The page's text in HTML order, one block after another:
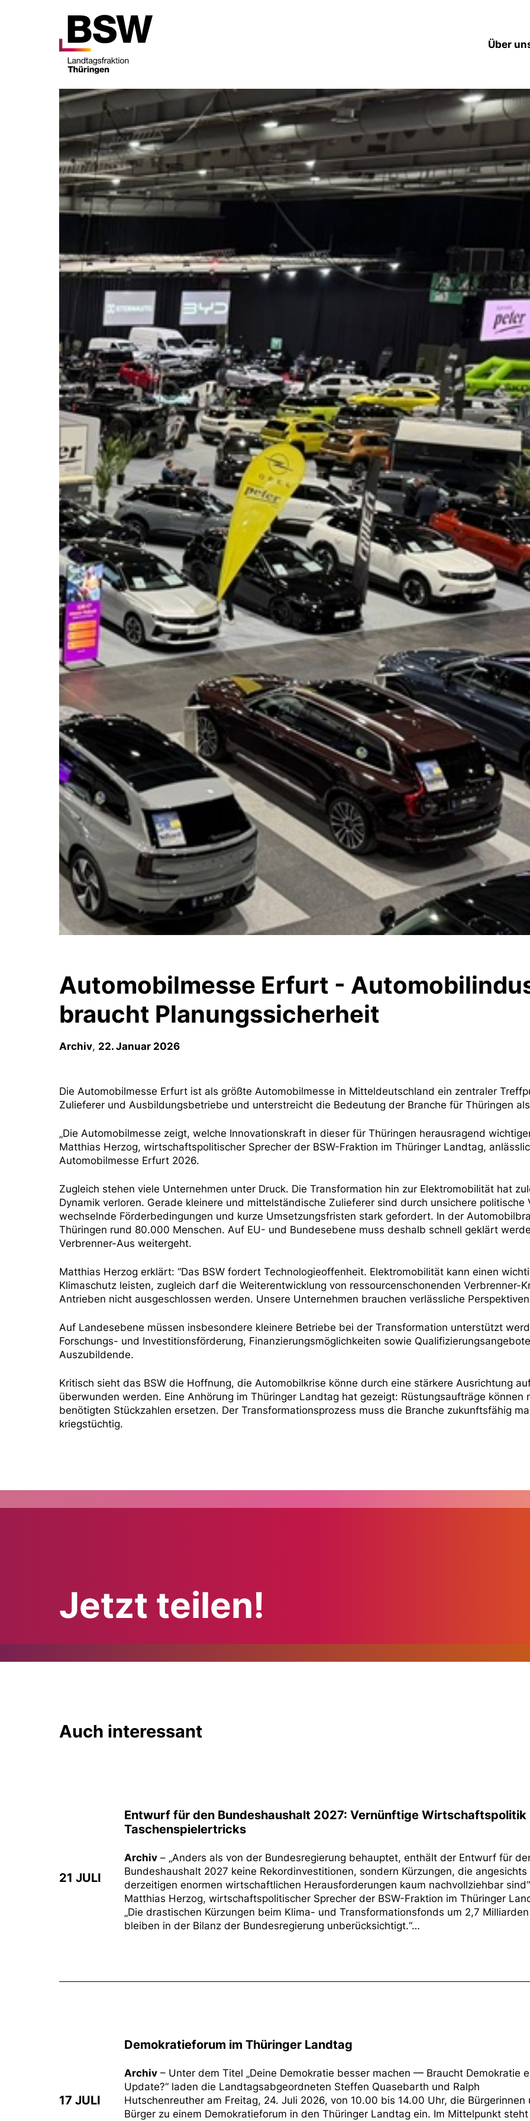
Über
Automobilmesse Erfurt -
braucht Planungssicherheit
Archiv, 22. Januar 2026
Die Automobilmesse Erfurt ist als größte Automobilmesse in Mitteldeutschland ein zentraler
Zulieferer und Ausbildungsbetriebe und unterstreicht die Bedeutung der Branche für Thüringen
„Die Automobilmesse zeigt, welche Innovationskraft in dieser für Thüringen herausragend
Matthias Herzog, wirtschaftspolitischer Sprecher der BSW-Fraktion im Thüringer Landtag,
Automobilmesse Erfurt 2026.
Zugleich stehen viele Unternehmen unter Druck. Die Transformation hin zur Elektromobilität hat
Dynamik verloren. Gerade kleinere und mittelständische Zulieferer sind durch unsichere politische
wechselnde Förderbedingungen und kurze Umsetzungsfristen stark gefordert. In der
Thüringen rund 80.000 Menschen. Auf EU- und Bundesebene muss deshalb schnell geklärt
Verbrenner-Aus weitergeht.
Matthias Herzog erklärt: “Das BSW fordert Technologieoffenheit. Elektromobilität kann einen
Klimaschutz leisten, zugleich darf die Weiterentwicklung von ressourcenschonenden Verbrenner-
Antrieben nicht ausgeschlossen werden. Unsere Unternehmen brauchen verlässliche
Auf Landesebene müssen insbesondere kleinere Betriebe bei der Transformation unterstützt
Forschungs- und Investitionsförderung, Finanzierungsmöglichkeiten sowie
Auszubildende.
Kritisch sieht das BSW die Hoffnung, die Automobilkrise könne durch eine stärkere Ausrichtung
überwunden werden. Eine Anhörung im Thüringer Landtag hat gezeigt: Rüstungsaufträge können
benötigten Stückzahlen ersetzen. Der Transformationsprozess muss die Branche zukunftsfähig
kriegstüchtig.
Jetzt teilen!
Auch interessant
21 JULI
Entwurf für den Bundeshaushalt 2027: Vernünftige
Taschenspielertricks
Archiv – „Anders als von der Bundesregierung behauptet, enthält der Entwurf für
Bundeshaushalt 2027 keine Rekordinvestitionen, sondern Kürzungen, die angesichts
derzeitigen enormen wirtschaftlichen Herausforderungen kaum nachvollziehbar
Matthias Herzog, wirtschaftspolitischer Sprecher der BSW-Fraktion im Thüringer
„Die drastischen Kürzungen beim Klima- und Transformationsfonds um 2,7
bleiben in der Bilanz der Bundesregierung unberücksichtigt.“…
17 JULI
Demokratieforum im Thüringer Landtag
Archiv – Unter dem Titel „Deine Demokratie besser machen — Braucht Demokratie
Update?“ laden die Landtagsabgeordneten Steffen Quasebarth und Ralph
Hutschenreuther am Freitag, 24. Juli 2026, von 10.00 bis 14.00 Uhr, die Bürgerinnen
Bürger zu einem Demokratieforum in den Thüringer Landtag ein. Im Mittelpunkt